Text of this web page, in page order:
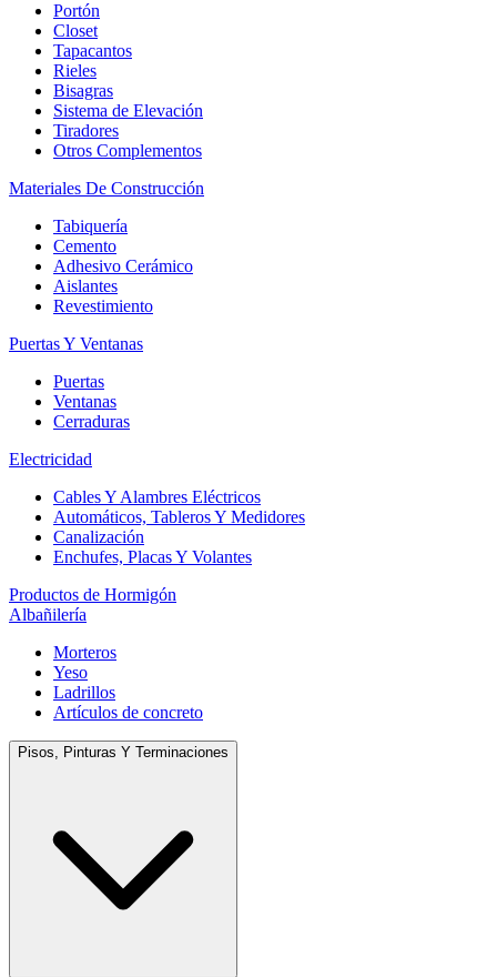
Portón
Closet
Tapacantos
Rieles
Bisagras
Sistema de Elevación
Tiradores
Otros Complementos
Materiales De Construcción
Tabiquería
Cemento
Adhesivo Cerámico
Aislantes
Revestimiento
Puertas Y Ventanas
Puertas
Ventanas
Cerraduras
Electricidad
Cables Y Alambres Eléctricos
Automáticos, Tableros Y Medidores
Canalización
Enchufes, Placas Y Volantes
Productos de Hormigón
Albañilería
Morteros
Yeso
Ladrillos
Artículos de concreto
Pisos, Pinturas Y Terminaciones